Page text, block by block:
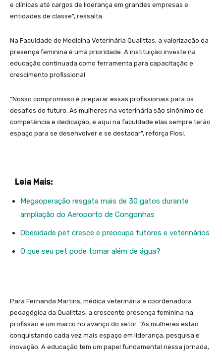
e clínicas até cargos de liderança em grandes empresas e
entidades de classe”, ressalta.
Na Faculdade de Medicina Veterinária Qualittas, a valorização da
presença feminina é uma prioridade. A instituição investe na
educação continuada como ferramenta para capacitação e
crescimento profissional.
“Nosso compromisso é preparar essas profissionais para os
desafios do futuro. As mulheres na veterinária são sinônimo de
competência e dedicação, e aqui na faculdade elas sempre terão
espaço para se desenvolver e se destacar”, reforça Flosi.
Leia Mais:
Megaoperação resgata mais de 30 gatos durante
ampliação do Aeroporto de Congonhas
Obesidade pet cresce e preocupa tutores e veterinários
O que seu pet pode tomar além de água?
Para Fernanda Martins, médica veterinária e coordenadora
pedagógica da Qualittas, a crescente presença feminina na
profissão é um marco no avanço do setor. “As mulheres estão
conquistando cada vez mais espaço em liderança, pesquisa e
inovação. A educação tem um papel fundamental nessa jornada,